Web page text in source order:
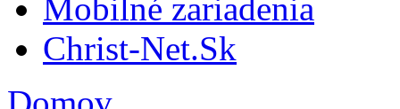
Mobilné zariadenia
Christ-Net.Sk